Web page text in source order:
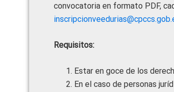
convocatoria en formato PDF,
Requisitos:
Estar en goce de los
En el caso de personas